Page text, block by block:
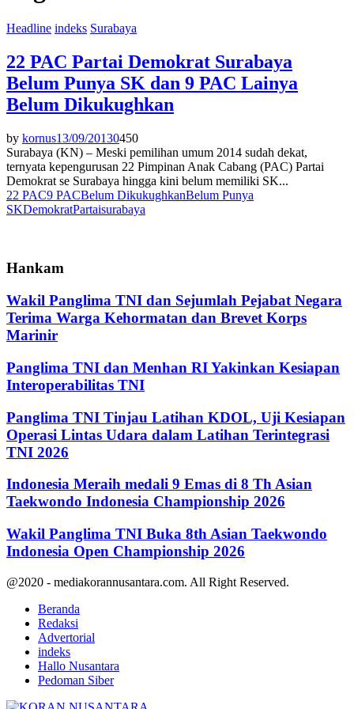
Headline indeks Surabaya
22 PAC Partai Demokrat Surabaya
Belum Punya SK dan 9 PAC Lainya
Belum Dikukughkan
by kornus13/09/20130450
Surabaya (KN) – Meski pemilihan umum 2014 sudah dekat,
ternyata kepengurusan 22 Pimpinan Anak Cabang (PAC) Partai
Demokrat se Surabaya hingga kini belum memiliki SK...
22 PAC9 PACBelum DikukughkanBelum Punya
SKDemokratPartaisurabaya
Hankam
Wakil Panglima TNI dan Sejumlah Pejabat Negara
Terima Warga Kehormatan dan Brevet Korps
Marinir
Panglima TNI dan Menhan RI Yakinkan Kesiapan
Interoperabilitas TNI
Panglima TNI Tinjau Latihan KDOL, Uji Kesiapan
Operasi Lintas Udara dalam Latihan Terintegrasi
TNI 2026
Indonesia Meraih medali 9 Emas di 8 Th Asian
Taekwondo Indonesia Championship 2026
Wakil Panglima TNI Buka 8th Asian Taekwondo
Indonesia Open Championship 2026
@2020 - mediakorannusantara.com. All Right Reserved.
Beranda
Redaksi
Advertorial
indeks
Hallo Nusantara
Pedoman Siber